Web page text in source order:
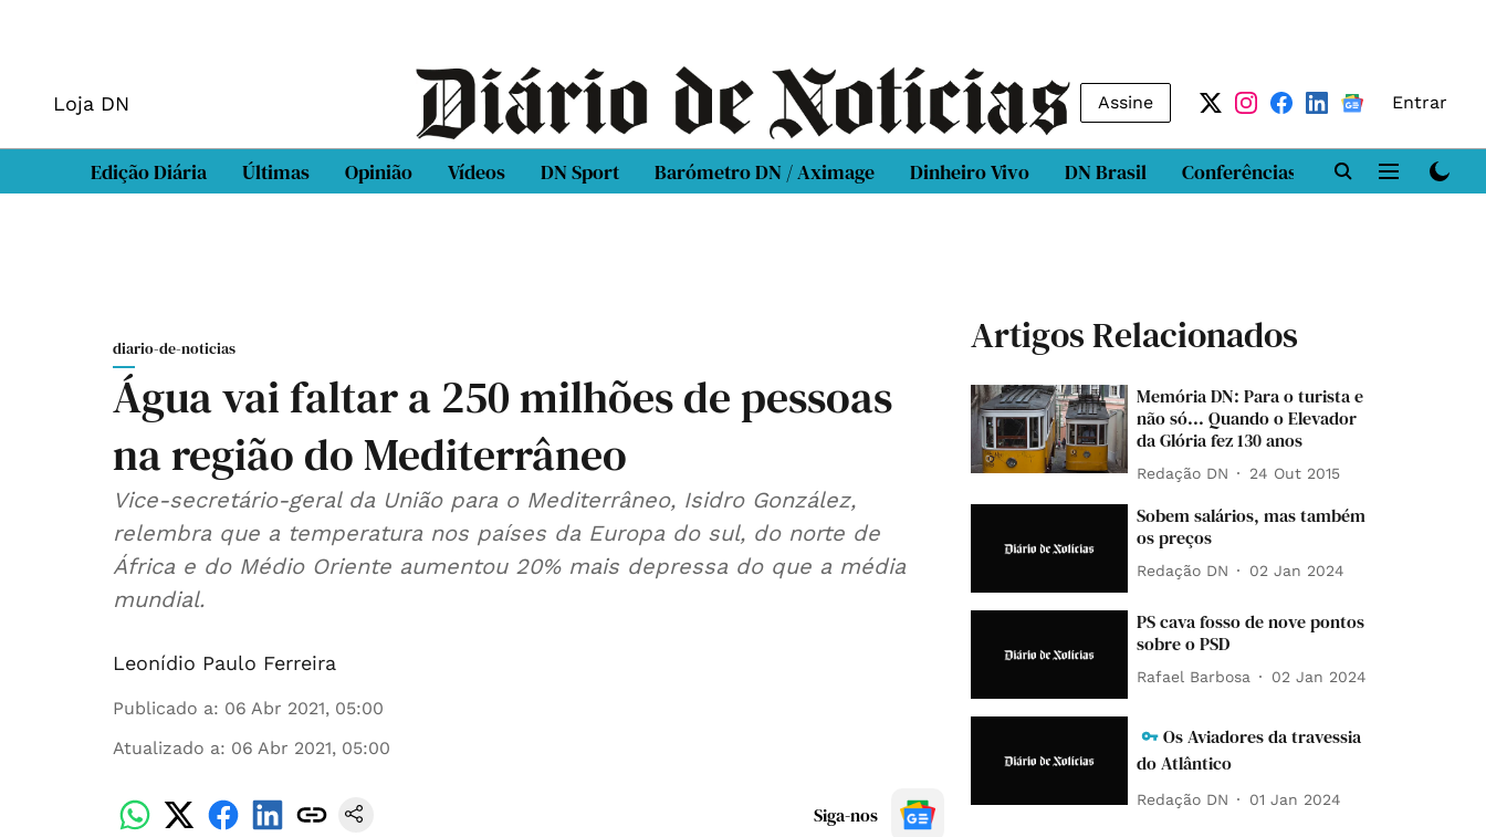
Loja DN Assine Entrar
Edição Diária Últimas Opinião Vídeos DN Sport Barómetro DN / Aximage Dinheiro Vivo DN Brasil Conferências DN LAB
diario-de-noticias
Água vai faltar a 250 milhões de pessoas
na região do Mediterrâneo
Vice-secretário-geral da União para o Mediterrâneo, Isidro González,
relembra que a temperatura nos países da Europa do sul, do norte de
África e do Médio Oriente aumentou 20% mais depressa do que a média
mundial.
Leonídio Paulo Ferreira
Publicado a: 06 Abr 2021, 05:00
Atualizado a: 06 Abr 2021, 05:00
Siga-nos
Artigos Relacionados
Memória DN: Para o turista e
não só... Quando o Elevador
da Glória fez 130 anos
Redação DN 24 Out 2015
Sobem salários, mas também
os preços
Redação DN 02 Jan 2024
PS cava fosso de nove pontos
sobre o PSD
Rafael Barbosa 02 Jan 2024
Os Aviadores da travessia
do Atlântico
Redação DN 01 Jan 2024